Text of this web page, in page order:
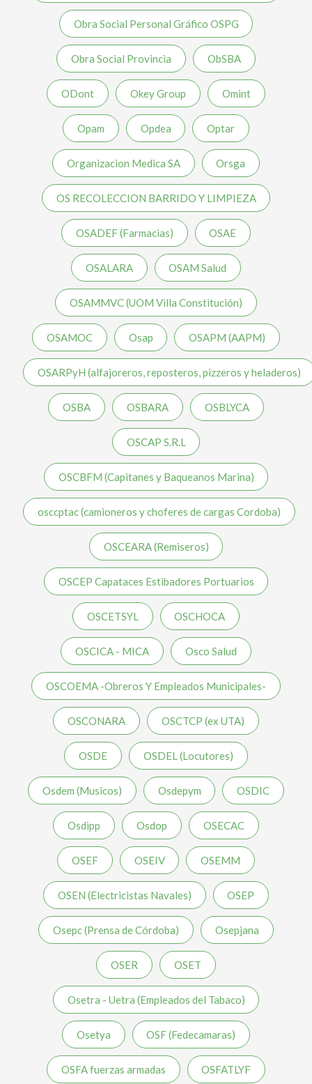
Obra Social Personal Gráfico OSPG
Obra Social Provincia ObSBA
ODont Okey Group Omint
Opam Opdea Optar
Organizacion Medica SA Orsga
OS RECOLECCION BARRIDO Y LIMPIEZA
OSADEF (Farmacias) OSAE
OSALARA OSAM Salud
OSAMMVC (UOM Villa Constitución)
OSAMOC Osap OSAPM (AAPM)
OSARPyH (alfajoreros, reposteros, pizzeros y heladeros)
OSBA OSBARA OSBLYCA
OSCAP S.R.L
OSCBFM (Capitanes y Baqueanos Marina)
osccptac (camioneros y choferes de cargas Cordoba)
OSCEARA (Remiseros)
OSCEP Capataces Estibadores Portuarios
OSCETSYL OSCHOCA
OSCICA - MICA Osco Salud
OSCOEMA -Obreros Y Empleados Municipales-
OSCONARA OSCTCP (ex UTA)
OSDE OSDEL (Locutores)
Osdem (Musicos) Osdepym OSDIC
Osdipp Osdop OSECAC
OSEF OSEIV OSEMM
OSEN (Electricistas Navales) OSEP
Osepc (Prensa de Córdoba) Osepjana
OSER OSET
Osetra - Uetra (Empleados del Tabaco)
Osetya OSF (Fedecamaras)
OSFA fuerzas armadas OSFATLYF